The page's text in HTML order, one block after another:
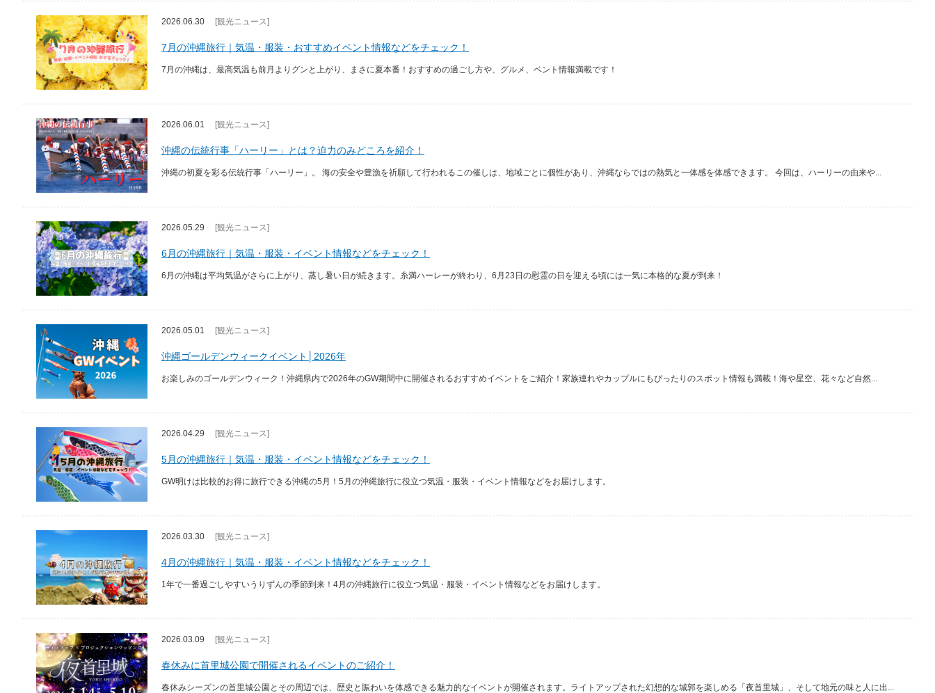
2026.06.30 [観光ニュース]
7月の沖縄旅行｜気温・服装・おすすめイベント情報などをチェック！
7月の沖縄は、最高気温も前月よりグンと上がり、まさに夏本番！おすすめの過ごし方や、グルメ、ベント情報満載です！
2026.06.01 [観光ニュース]
沖縄の伝統行事「ハーリー」とは？迫力のみどころを紹介！
沖縄の初夏を彩る伝統行事「ハーリー」。 海の安全や豊漁を祈願して行われるこの催しは、地域ごとに個性があり、沖縄ならではの熱気と一体感を体感できます。 今回は、ハーリーの由来や...
2026.05.29 [観光ニュース]
6月の沖縄旅行｜気温・服装・イベント情報などをチェック！
6月の沖縄は平均気温がさらに上がり、蒸し暑い日が続きます。糸満ハーレーが終わり、6月23日の慰霊の日を迎える頃には一気に本格的な夏が到来！
2026.05.01 [観光ニュース]
沖縄ゴールデンウィークイベント│2026年
お楽しみのゴールデンウィーク！沖縄県内で2026年のGW期間中に開催されるおすすめイベントをご紹介！家族連れやカップルにもぴったりのスポット情報も満載！海や星空、花々など自然...
2026.04.29 [観光ニュース]
5月の沖縄旅行｜気温・服装・イベント情報などをチェック！
GW明けは比較的お得に旅行できる沖縄の5月！5月の沖縄旅行に役立つ気温・服装・イベント情報などをお届けします。
2026.03.30 [観光ニュース]
4月の沖縄旅行｜気温・服装・イベント情報などをチェック！
1年で一番過ごしやすいうりずんの季節到来！4月の沖縄旅行に役立つ気温・服装・イベント情報などをお届けします。
2026.03.09 [観光ニュース]
春休みに首里城公園で開催されるイベントのご紹介！
春休みシーズンの首里城公園とその周辺では、歴史と賑わいを体感できる魅力的なイベントが開催されます。ライトアップされた幻想的な城郭を楽しめる「夜首里城」、そして地元の味と人に出...